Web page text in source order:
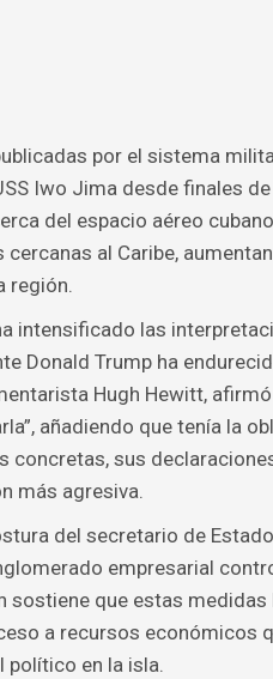
por el sistema
Iwo Jima desde finales
del espacio aéreo
cercanas al Caribe,
región.
intensificado las
Donald Trump ha
Hugh Hewitt,
añadiendo que tenía la
concretas, sus
más agresiva.
del secretario de
empresarial
sostiene que estas
a recursos económicos
en la isla.